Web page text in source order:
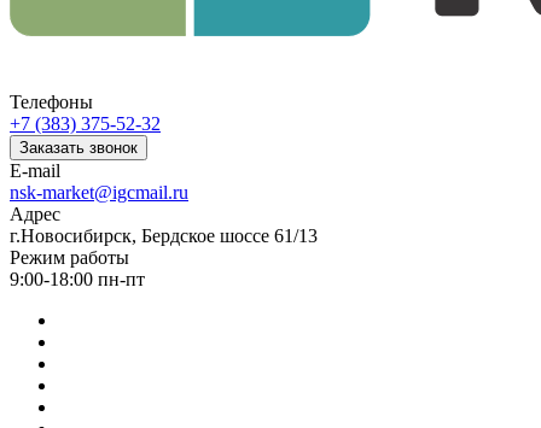
Телефоны
+7 (383) 375-52-32
Заказать звонок
E-mail
nsk-market@igcmail.ru
Адрес
г.Новосибирск, Бердское шоссе 61/13
Режим работы
9:00-18:00 пн-пт